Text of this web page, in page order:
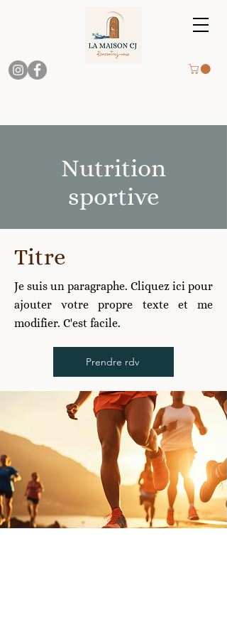
Nutrition
sportive
Titre
Je suis un paragraphe. Cliquez ici pour
ajouter votre propre texte et me
modifier. C'est facile.
Prendre rdv